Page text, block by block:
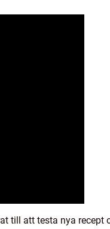
till att testa nya recept